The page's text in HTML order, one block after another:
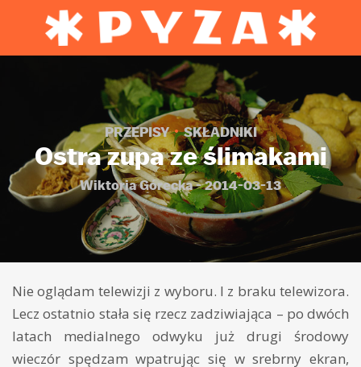
PRZEPISY SKŁADNIKI
Ostra zupa ze ślimakami
Wiktoria Górecka - 2014-03-13
Nie oglądam telewizji z wyboru. I z braku telewizora.
Lecz ostatnio stała się rzecz zadziwiająca – po dwóch
latach medialnego odwyku już drugi środowy
wieczór spędzam wpatrując się w srebrny ekran,